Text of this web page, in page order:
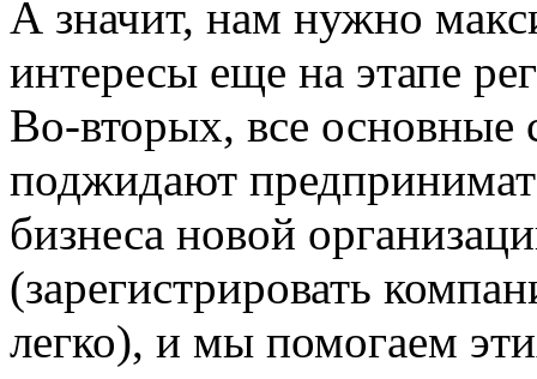
А значит, нам нужно
интересы еще на этапе
Во-вторых, все основные
поджидают
бизнеса новой
(зарегистрировать
легко), и мы помогаем